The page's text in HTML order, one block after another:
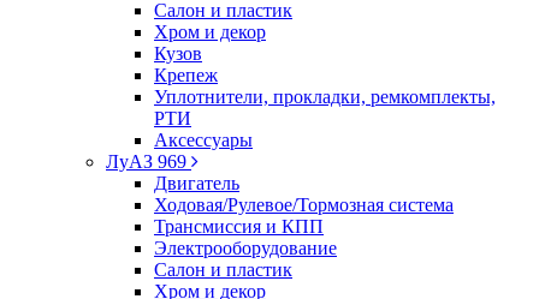
Салон и пластик
Хром и декор
Кузов
Крепеж
Уплотнители, прокладки, ремкомплекты,
РТИ
Аксессуары
ЛуАЗ 969
Двигатель
Ходовая/Рулевое/Тормозная система
Трансмиссия и КПП
Электрооборудование
Салон и пластик
Хром и декор